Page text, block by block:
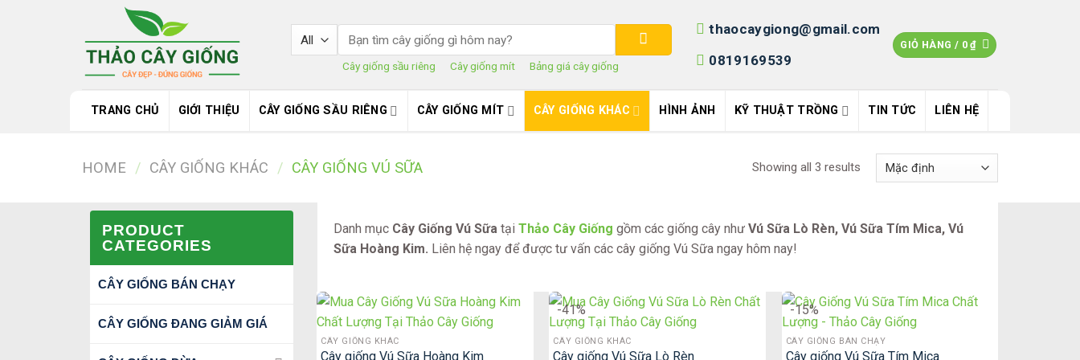
Search
for:
Cây giống sầu riêng Cây giống mít Bảng giá cây giống
thaocaygiong@gmail.com
0819169539
GIỎ HÀNG / 0₫
TRANG CHỦ GIỚI THIỆU CÂY GIỐNG SẦU RIÊNG CÂY GIỐNG MÍT CÂY GIỐNG KHÁC HÌNH ẢNH KỸ THUẬT TRỒNG TIN TỨC LIÊN HỆ
HOME / CÂY GIỐNG KHÁC / CÂY GIỐNG VÚ SỮA Showing all 3 results
PRODUCT
CATEGORIES
CÂY GIỐNG BÁN CHẠY
CÂY GIỐNG ĐANG GIẢM GIÁ
Danh mục Cây Giống Vú Sữatại Thảo Cây Giống gồm các giống cây như Vú Sữa Lò Rèn, Vú Sữa Tím Mica, Vú
Sữa Hoàng Kim. Liên hệ ngay để được tư vấn các cây giống Vú Sữa ngay hôm nay!
CÂY GIỐNG KHÁC
Cây giống Vú Sữa Hoàng Kim
-41%
CÂY GIỐNG KHÁC
Cây giống Vú Sữa Lò Rèn
-15%
CÂY GIỐNG BÁN CHẠY
Cây giống Vú Sữa Tím Mica